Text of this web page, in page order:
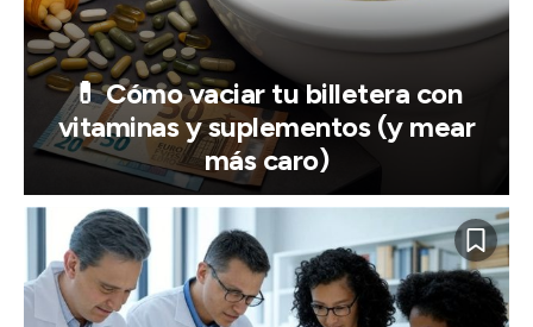
💊 Cómo vaciar tu billetera con
vitaminas y suplementos (y mear
más caro)